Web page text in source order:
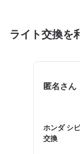
ライト交換を
匿名さん
ホンダ シ
交換